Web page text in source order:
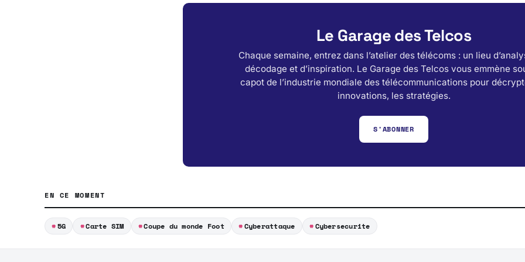
Le Garage des Telcos
Chaque semaine, entrez dans l’atelier des télécoms : un lieu
décodage et d’inspiration. Le Garage des Telcos vous emmène
capot de l’industrie mondiale des télécommunications pour
innovations, les stratégies.
S'ABONNER
EN CE MOMENT
5G Carte SIM Coupe du monde Foot Cyberattaque Cybersecurite